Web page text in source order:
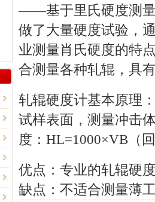
——基于里氏硬度测量
做了大量硬度试验，
业测量肖氏硬度的特
合测量各种轧辊，具
轧辊硬度计基本原理
试样表面，测量冲击
度：HL=1000×VB（
优点：专业的轧辊硬
缺点：不适合测量薄